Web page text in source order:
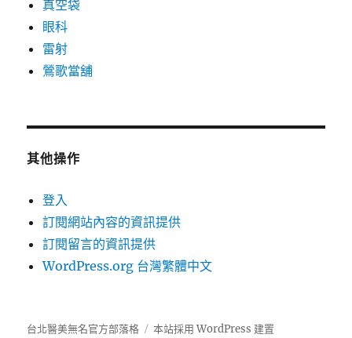
真空袋
眼科
雷射
鶯歌當舖
其他操作
登入
訂閱網站內容的資訊提供
訂閱留言的資訊提供
WordPress.org 台灣繁體中文
台北醫美無名官方部落格 本站採用 WordPress 建置